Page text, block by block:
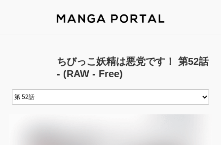
ちびっこ妖精は悪党です！ 第52話
- (RAW - Free)